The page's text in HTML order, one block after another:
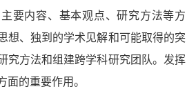
要内容、基本观点、研究方法等方
想、独到的学术见解和可能取得的突
究方法和组建跨学科研究团队。发挥
面的重要作用。